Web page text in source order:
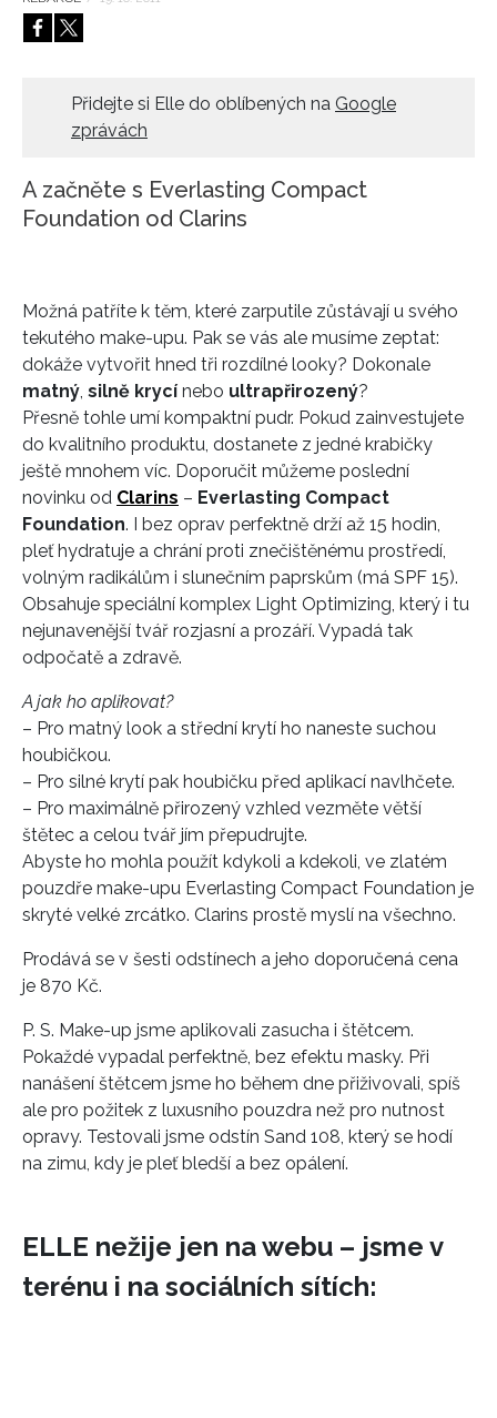
HOME
Přidejte si Elle do oblíbených na Google
zprávách
A začněte s Everlasting Compact
Foundation od Clarins
Možná patříte k těm, které zarputile zůstávají u svého
tekutého make-upu. Pak se vás ale musíme zeptat:
dokáže vytvořit hned tři rozdílné looky? Dokonale
matný, silně krycí nebo ultrapřirozený?
Přesně tohle umí kompaktní pudr. Pokud zainvestujete
do kvalitního produktu, dostanete z jedné krabičky
ještě mnohem víc. Doporučit můžeme poslední
novinku od Clarins – Everlasting Compact
Foundation. I bez oprav perfektně drží až 15 hodin,
pleť hydratuje a chrání proti znečištěnému prostředí,
volným radikálům i slunečním paprskům (má SPF 15).
Obsahuje speciální komplex Light Optimizing, který i tu
nejunavenější tvář rozjasní a prozáří. Vypadá tak
odpočatě a zdravě.
A jak ho aplikovat?
– Pro matný look a střední krytí ho naneste suchou
houbičkou.
– Pro silné krytí pak houbičku před aplikací navlhčete.
– Pro maximálně přirozený vzhled vezměte větší
štětec a celou tvář jím přepudrujte.
Abyste ho mohla použít kdykoli a kdekoli, ve zlatém
pouzdře make-upu Everlasting Compact Foundation je
skryté velké zrcátko. Clarins prostě myslí na všechno.
Prodává se v šesti odstínech a jeho doporučená cena
je 870 Kč.
P. S. Make-up jsme aplikovali zasucha i štětcem.
Pokaždé vypadal perfektně, bez efektu masky. Při
nanášení štětcem jsme ho během dne přiživovali, spíš
ale pro požitek z luxusního pouzdra než pro nutnost
opravy. Testovali jsme odstín Sand 108, který se hodí
na zimu, kdy je pleť bledší a bez opálení.
ELLE nežije jen na webu – jsme v
terénu i na sociálních sítích: